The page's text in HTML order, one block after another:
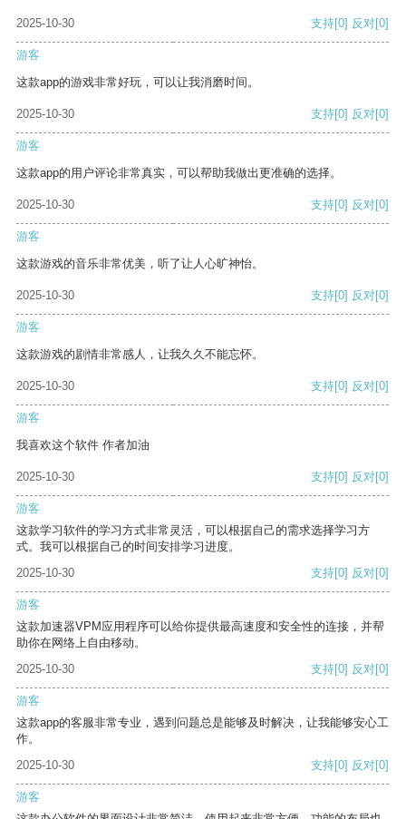
2025-10-30 支持[0] 反对[0]
游客
这款app的游戏非常好玩，可以让我消磨时间。
2025-10-30 支持[0] 反对[0]
游客
这款app的用户评论非常真实，可以帮助我做出更准确的选择。
2025-10-30 支持[0] 反对[0]
游客
这款游戏的音乐非常优美，听了让人心旷神怡。
2025-10-30 支持[0] 反对[0]
游客
这款游戏的剧情非常感人，让我久久不能忘怀。
2025-10-30 支持[0] 反对[0]
游客
我喜欢这个软件 作者加油
2025-10-30 支持[0] 反对[0]
游客
这款学习软件的学习方式非常灵活，可以根据自己的需求选择学习方
式。我可以根据自己的时间安排学习进度。
2025-10-30
支持[0] 反对[0]
游客
这款加速器VPM应用程序可以给你提供最高速度和安全性的连接，并帮
助你在网络上自由移动。
2025-10-30
支持[0] 反对[0]
游客
这款app的客服非常专业，遇到问题总是能够及时解决，让我能够安心工
作。
2025-10-30
支持[0] 反对[0]
游客